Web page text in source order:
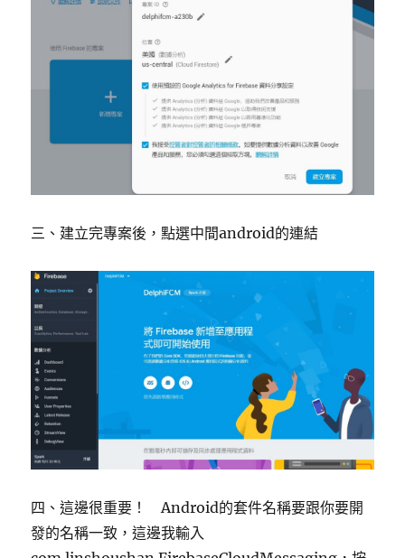
三、建立完專案後，點選中間android的連結
四、這邊很重要！ Android的套件名稱要跟你要開
發的名稱一致，這邊我輸入